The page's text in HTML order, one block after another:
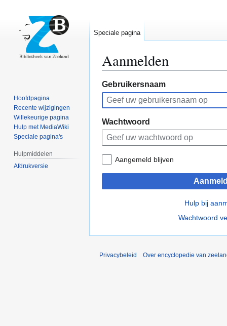
Aanmelden
Naar
navigatie
springen
Naar
zoeken
springen
Gebruikersnaam
Wachtwoord
Aangemeld blijven
Hulp bij
Wachtwoord
Speciale pagina
Hoofdpagina
Recente wijzigingen
Willekeurige pagina
Hulp met MediaWiki
Speciale pagina's
Hulpmiddelen
Afdrukversie
Privacybeleid Over encyclopedie van